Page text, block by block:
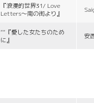
『浪漫的世界31/ Love
Letters〜南の街より』
““『愛した女たちのため
に』
安